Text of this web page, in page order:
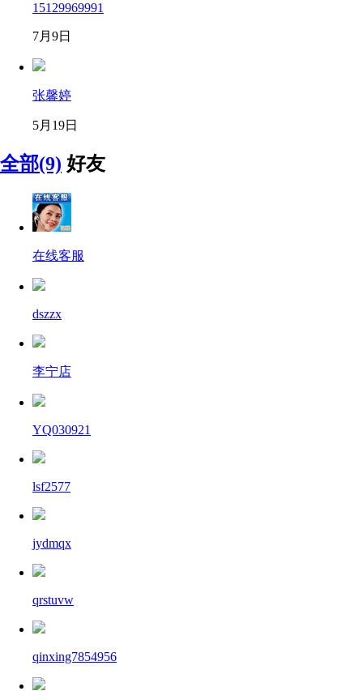
15129969991
7月9日
张馨婷
5月19日
全部(9) 好友
在线客服
dszzx
李宁店
YQ030921
lsf2577
jydmqx
qrstuvw
qinxing7854956